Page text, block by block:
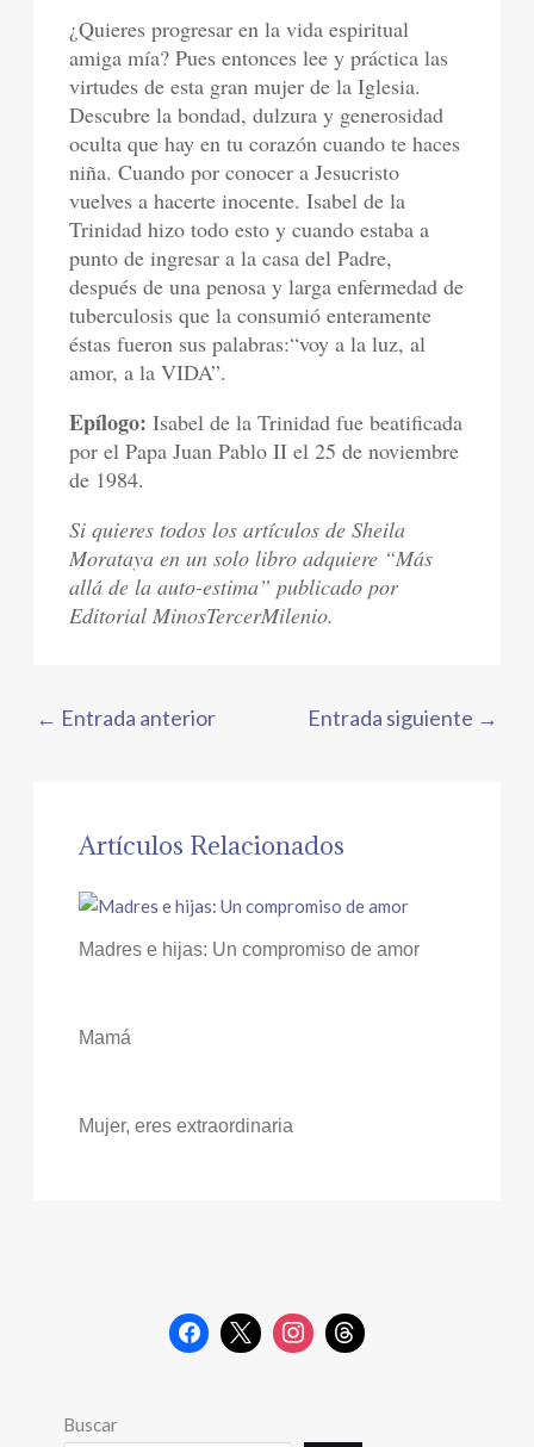
¿Quieres progresar en la vida espiritual
amiga mía? Pues entonces lee y práctica las
virtudes de esta gran mujer de la Iglesia.
Descubre la bondad, dulzura y generosidad
oculta que hay en tu corazón cuando te haces
niña. Cuando por conocer a Jesucristo
vuelves a hacerte inocente. Isabel de la
Trinidad hizo todo esto y cuando estaba a
punto de ingresar a la casa del Padre,
después de una penosa y larga enfermedad de
tuberculosis que la consumió enteramente
éstas fueron sus palabras:“voy a la luz, al
amor, a la VIDA”.
Epílogo: Isabel de la Trinidad fue beatificada
por el Papa Juan Pablo II el 25 de noviembre
de 1984.
Si quieres todos los artículos de Sheila
Morataya en un solo libro adquiere “Más
allá de la auto-estima” publicado por
Editorial MinosTercerMilenio.
← Entrada anterior Entrada siguiente →
Artículos Relacionados
Madres e hijas: Un compromiso de amor
Mamá
Mujer, eres extraordinaria
Buscar